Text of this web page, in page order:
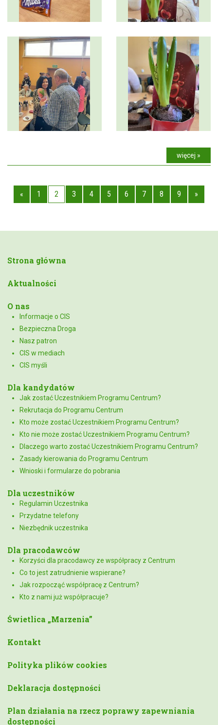
więcej »
« 1 2 3 4 5 6 7 8 9 »
Strona główna
Aktualności
O nas
Informacje o CIS
Bezpieczna Droga
Nasz patron
CIS w mediach
CIS myśli
Dla kandydatów
Jak zostać Uczestnikiem Programu Centrum?
Rekrutacja do Programu Centrum
Kto może zostać Uczestnikiem Programu Centrum?
Kto nie może zostać Uczestnikiem Programu Centrum?
Dlaczego warto zostać Uczestnikiem Programu Centrum?
Zasady kierowania do Programu Centrum
Wnioski i formularze do pobrania
Dla uczestników
Regulamin Uczestnika
Przydatne telefony
Niezbędnik uczestnika
Dla pracodawców
Korzyści dla pracodawcy ze współpracy z Centrum
Co to jest zatrudnienie wspierane?
Jak rozpocząć współpracę z Centrum?
Kto z nami już współpracuje?
Świetlica „Marzenia”
Kontakt
Polityka plików cookies
Deklaracja dostępności
Plan działania na rzecz poprawy zapewniania
dostępności